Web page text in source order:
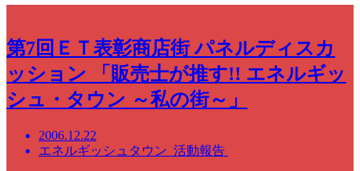
第7回ＥＴ表彰商店街 パネルディスカ
ッション 「販売士が推す!! エネルギッ
シュ・タウン ～私の街～」
2006.12.22
エネルギッシュタウン 活動報告